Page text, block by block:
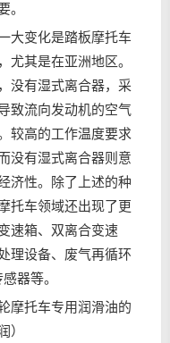
。
变化是踏板摩托车
尤其是在亚洲地区。
没有湿式离合器，采
致流向发动机的空气
较高的工作温度要求
没有湿式离合器则意
济性。除了上述的种
托车领域还出现了更
速箱、双离合变速
理设备、废气再循环
器等。
托车专用润滑油的
）